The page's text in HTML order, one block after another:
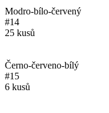
Modro-bílo-červený
#14
25 kusů
Černo-červeno-bílý
#15
6 kusů